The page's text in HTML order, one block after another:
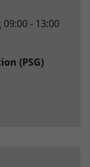
- 13:00
(PSG)